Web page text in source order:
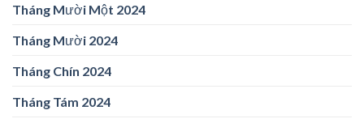
Tháng Mười Một 2024
Tháng Mười 2024
Tháng Chín 2024
Tháng Tám 2024